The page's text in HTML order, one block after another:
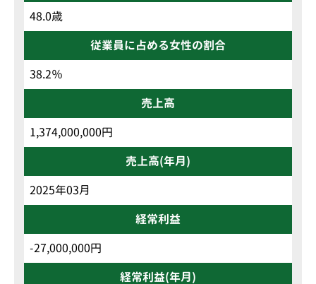
48.0歳
従業員に占める女性の割合
38.2％
売上高
1,374,000,000円
売上高(年月)
2025年03月
経常利益
-27,000,000円
経常利益(年月)